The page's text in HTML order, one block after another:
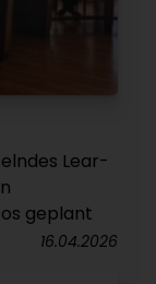
Lear-
geplant
16.04.2026